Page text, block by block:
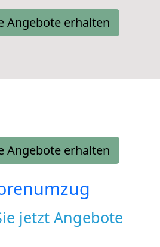
Angebote erhalten
Angebote erhalten
jetzt Angebote